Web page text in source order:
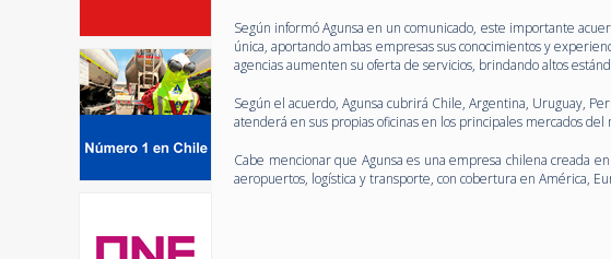
Según informó Agunsa en un comunicado, este importante
única, aportando ambas empresas sus conocimientos y
agencias aumenten su oferta de servicios, brindando altos
Según el acuerdo, Agunsa cubrirá Chile, Argentina, Uruguay,
atenderá en sus propias oficinas en los principales mercados del
Cabe mencionar que Agunsa es una empresa chilena creada
aeropuertos, logística y transporte, con cobertura en América,